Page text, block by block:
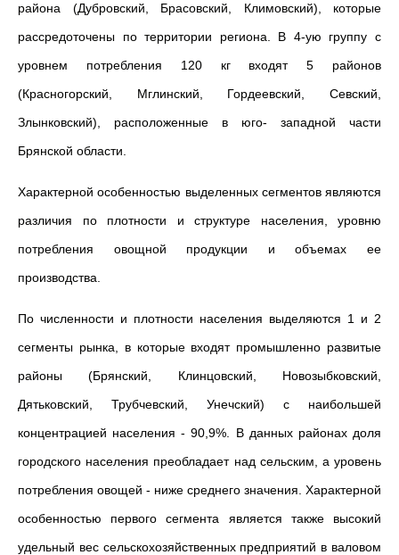
района (Дубровский, Брасовский, Климовский), которые
рассредоточены по территории региона. В 4-ую группу с
уровнем потребления 120 кг входят 5 районов
(Красногорский, Мглинский, Гордеевский, Севский,
Злынковский), расположенные в юго- западной части
Брянской области.
Характерной особенностью выделенных сегментов являются
различия по плотности и структуре населения, уровню
потребления овощной продукции и объемах ее
производства.
По численности и плотности населения выделяются 1 и 2
сегменты рынка, в которые входят промышленно развитые
районы (Брянский, Клинцовский, Новозыбковский,
Дятьковский, Трубчевский, Унечский) с наибольшей
концентрацией населения - 90,9%. В данных районах доля
городского населения преобладает над сельским, а уровень
потребления овощей - ниже среднего значения. Характерной
особенностью первого сегмента является также высокий
удельный вес сельскохозяйственных предприятий в валовом